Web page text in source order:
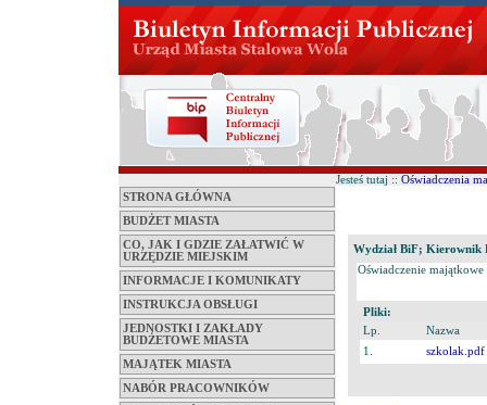
STRONA GŁÓWNA
BUDŻET MIASTA
CO, JAK I GDZIE ZAŁATWIĆ W
URZĘDZIE MIEJSKIM
INFORMACJE I KOMUNIKATY
INSTRUKCJA OBSŁUGI
JEDNOSTKI I ZAKŁADY
BUDŻETOWE MIASTA
MAJĄTEK MIASTA
NABÓR PRACOWNIKÓW
Jesteś tutaj :: Oświadczenia
Wydział BiF; Kierownik
Oświadczenie
Pliki:
Lp.
Nazwa
1.
szkolak.pdf